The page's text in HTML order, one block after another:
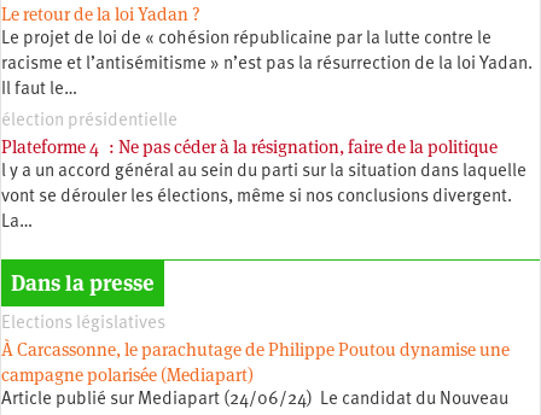
Le retour de la loi Yadan ?
Le projet de loi de « cohésion républicaine par la lutte contre le
racisme et l’antisémitisme » n’est pas la résurrection de la loi Yadan.
Il faut le…
élection présidentielle
Plateforme 4 : Ne pas céder à la résignation, faire de la politique
l y a un accord général au sein du parti sur la situation dans laquelle
vont se dérouler les élections, même si nos conclusions divergent.
La…
Dans la presse
Elections législatives
À Carcassonne, le parachutage de Philippe Poutou dynamise une
campagne polarisée (Mediapart)
Article publié sur Mediapart (24/06/24) Le candidat du Nouveau